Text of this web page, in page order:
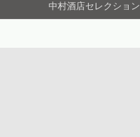
中村酒店セレクション